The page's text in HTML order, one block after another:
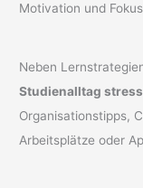
Motivation und
Neben
Studienalltag
Organisationstipps,
Arbeitsplätze oder